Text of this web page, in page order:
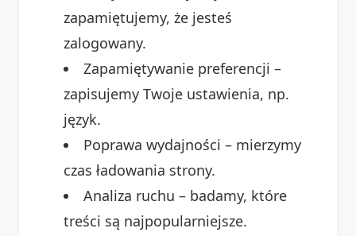
zapamiętujemy, że jesteś
zalogowany.
Zapamiętywanie preferencji –
zapisujemy Twoje ustawienia, np.
język.
Poprawa wydajności – mierzymy
czas ładowania strony.
Analiza ruchu – badamy, które
treści są najpopularniejsze.